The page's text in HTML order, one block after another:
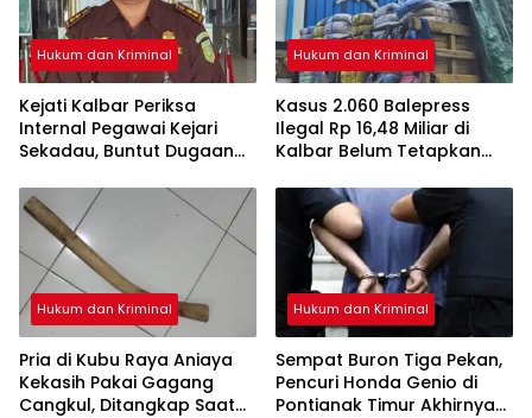
Hukum dan Kriminal
Kejati Kalbar Periksa
Internal Pegawai Kejari
Sekadau, Buntut Dugaan
Hukum dan Kriminal
Kasus 2.060 Balepress
Ilegal Rp 16,48 Miliar di
Kalbar Belum Tetapkan
Sudah Diperiksa
Hukum dan Kriminal
Pria di Kubu Raya Aniaya
Kekasih Pakai Gagang
Cangkul, Ditangkap Saat
Hukum dan Kriminal
Sempat Buron Tiga Pekan,
Pencuri Honda Genio di
Pontianak Timur Akhirnya